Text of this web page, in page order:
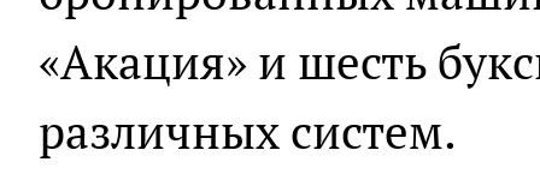
«Акация» и шесть
различных систем.